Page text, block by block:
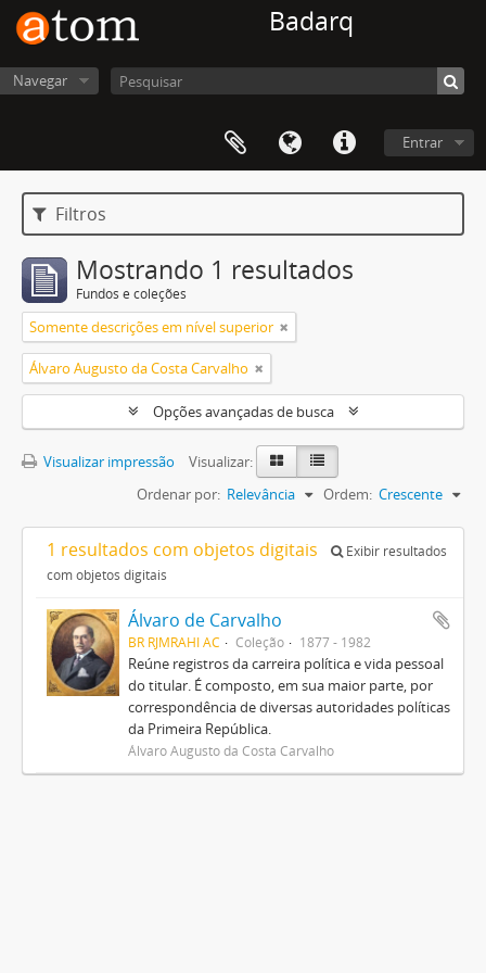
Badarq
Navegar
Entrar
Filtros
Mostrando 1 resultados
Fundos e coleções
Somente descrições em nível superior
Álvaro Augusto da Costa Carvalho
Opções avançadas de busca
Visualizar impressão
Visualizar:
Ordenar por: Relevância Ordem: Crescente
1 resultados com objetos digitais
Exibir resultados
com objetos digitais
Álvaro de Carvalho
BR RJMRAHI AC Coleção 1877 - 1982
Reúne registros da carreira política e vida pessoal
do titular. É composto, em sua maior parte, por
correspondência de diversas autoridades políticas
da Primeira República.
Álvaro Augusto da Costa Carvalho